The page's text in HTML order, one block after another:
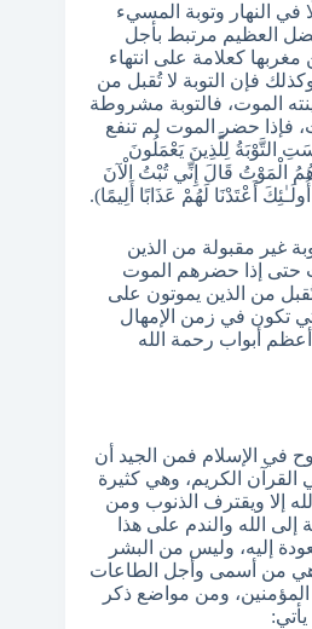
في النهار وتوبة المسيء
العظيم مرتبط بأجل
كعلامة على انتهاء
فإن التوبة لا تُقبل من
الموت، فالتوبة مشروطة
فإذا حضر الموت لم تنفع
التَّوْبَةُ لِلَّذِينَ يَعْمَلُونَ
الْمَوْتُ قَالَ إِنِّي تُبْتُ الْآنَ
أَعْتَدْنَا لَهُمْ عَذَابًا أَلِيمًا).
غير مقبولة من الذين
حتى إذا حضرهم الموت
تُقبل من الذين يموتون على
تكون في زمن الإمهال
أبواب رحمة الله
في الإسلام فمن الجيد أن
الكريم، وهي كثيرة
إلا ويقترف الذنوب ومن
إلى الله والندم على هذا
إليه، وليس من البشر
وهي من أسمى وأجل الطاعات
المؤمنين، ومن مواضع ذكر